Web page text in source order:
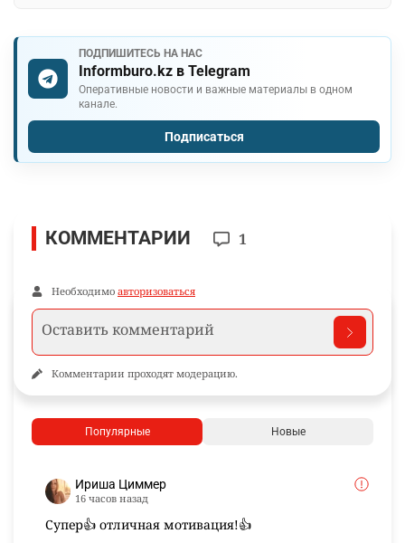
ПОДПИШИТЕСЬ НА НАС
Informburo.kz в Telegram
Оперативные новости и важные материалы в одном
канале.
Подписаться
КОММЕНТАРИИ 1
Необходимо авторизоваться
Комментарии проходят модерацию.
Популярные Новые
Ириша Циммер
16 часов назад
Супер👍 отличная мотивация!👍